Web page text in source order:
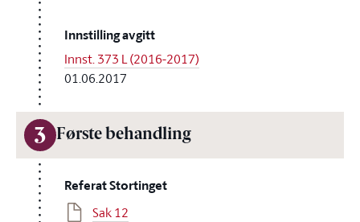
Innstilling avgitt
Innst. 373 L (2016-2017)
01.06.2017
3 Første behandling
Referat Stortinget
Sak 12